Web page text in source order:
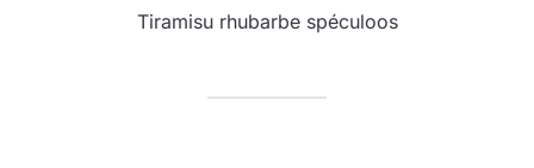
Tiramisu rhubarbe spéculoos